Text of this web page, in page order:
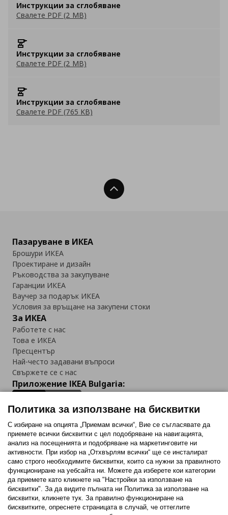
Инструкции за сглобяване
Свалете PDF (2 MB)
Инструкции за сглобяване
Свалете PDF (2 MB)
Инструкции за сглобяване
Свалете PDF (765 KB)
Нагоре
Пазаруване в ИКЕА
Брошури ИКЕА
Проектиране и дизайн
Ръководства за закупуване
Гаранции ИКЕА
Ваучер за подарък ИКЕА
Условия за връщане на закупени стоки
За ИКЕА
Работете с нас
Това е ИКЕА
Пресцентър
Най-често задавани въпроси
Свържете се с нас
Приложение IKEA Bulgaria:
Последвайте ни:
FacebookTwitterYoutubePinterestInstagram
Политика за използване на бисквитки
С избиране на опцията „Приемам всички“, Вие се съгласявате да
приемете всички бисквитки с цел подобряване на навигацията,
анализ на посещенията и подобряване на маркетинговите ни
активности. При избор на „Отхвърлям всички“ ще се инсталират
само строго необходимитe бисквитки, които са нужни за правилното
функциониране на уебсайта ни. Можете да изберете кои категории
да приемете като кликнете на "Настройки за използване на
бисквитки". За да видите пълната ни Политика за използване на
бисквитки, кликнете тук. За правилно функциониране на
бисквитките, опреснете страницата в случай, че оттеглите